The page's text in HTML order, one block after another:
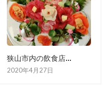
狭山市内の飲食店...
2020年4月27日